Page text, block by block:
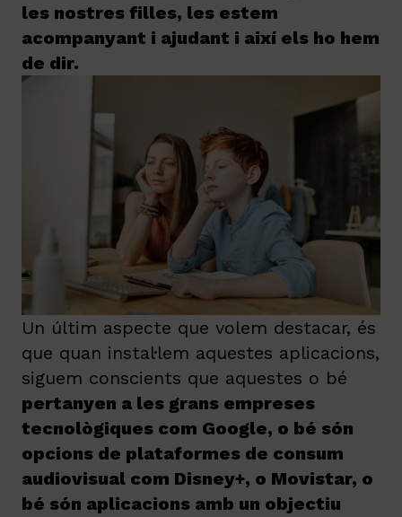
les nostres filles, les estem
acompanyant i ajudant i així els ho hem
de dir.
Un últim aspecte que volem destacar, és
que quan instal·lem aquestes aplicacions,
siguem conscients que aquestes o bé
pertanyen a les grans empreses
tecnològiques com Google, o bé són
opcions de plataformes de consum
audiovisual com Disney+, o Movistar, o
bé són aplicacions amb un objectiu